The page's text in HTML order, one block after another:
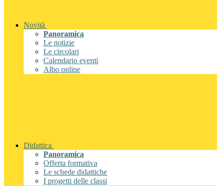
Novità
Panoramica
Le notizie
Le circolari
Calendario eventi
Albo online
Didattica
Panoramica
Offerta formativa
Le schede didattiche
I progetti delle classi